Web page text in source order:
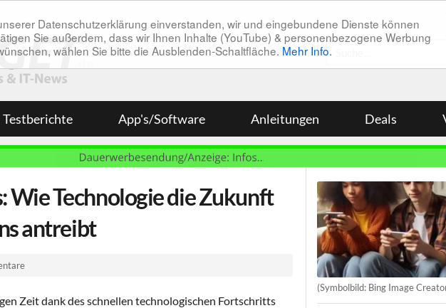
Datenschutzerklärung einverstanden, wir und eingebundene Dienste können
Sie außerdem, dass wir Ihnen Inhalte (YouTube) & personenbezogene Werbung
wählen Sie bitte die Ausblenden-Schaltfläche. Mehr Info.
Testberichte App's/Software Anleitungen Deals
Wie Technologie die Zukunft
antreibt
Zeit dank des schnellen technologischen Fortschritts
(Symbolbild: Bing Image